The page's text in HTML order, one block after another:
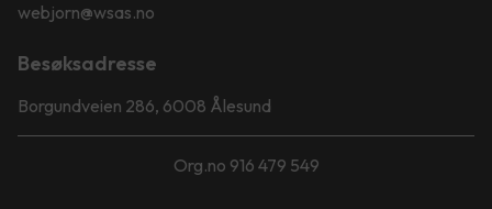
webjorn@wsas.no
Besøksadresse
Borgundveien 286, 6008 Ålesund
Org.no 916 479 549